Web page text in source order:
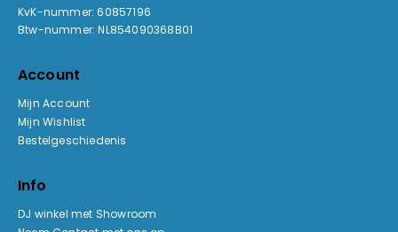
KvK-nummer: 60857196
Btw-nummer: NL854090368B01
Account
Mijn Account
Mijn Wishlist
Bestelgeschiedenis
Info
DJ winkel met Showroom